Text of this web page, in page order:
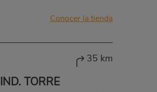
Conocer la tienda
35 km
TORRE